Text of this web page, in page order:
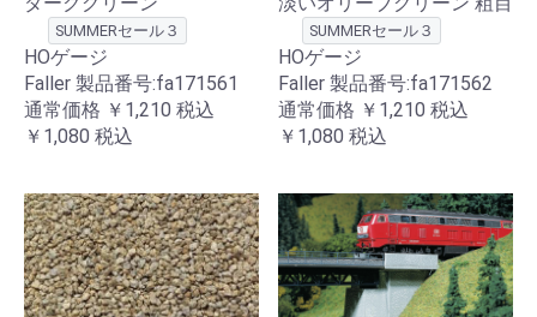
SUMMERセール３
HOゲージ
Faller 製品番号:fa171561
通常価格 ￥1,210 税込
￥1,080 税込
SUMMERセール３
HOゲージ
Faller 製品番号:fa171562
通常価格 ￥1,210 税込
￥1,080 税込